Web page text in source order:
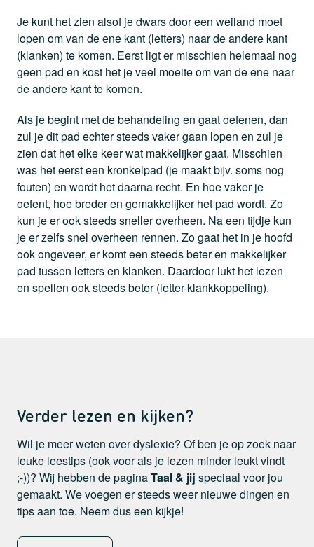
Je kunt het zien alsof je dwars door een weiland moet
lopen om van de ene kant (letters) naar de andere kant
(klanken) te komen. Eerst ligt er misschien helemaal nog
geen pad en kost het je veel moeite om van de ene naar
de andere kant te komen.
Als je begint met de behandeling en gaat oefenen, dan
zul je dit pad echter steeds vaker gaan lopen en zul je
zien dat het elke keer wat makkelijker gaat. Misschien
was het eerst een kronkelpad (je maakt bijv. soms nog
fouten) en wordt het daarna recht. En hoe vaker je
oefent, hoe breder en gemakkelijker het pad wordt. Zo
kun je er ook steeds sneller overheen. Na een tijdje kun
je er zelfs snel overheen rennen. Zo gaat het in je hoofd
ook ongeveer, er komt een steeds beter en makkelijker
pad tussen letters en klanken. Daardoor lukt het lezen
en spellen ook steeds beter (letter-klankkoppeling).
Verder lezen en kijken?
Wil je meer weten over dyslexie? Of ben je op zoek naar
leuke leestips (ook voor als je lezen minder leukt vindt
;-))? Wij hebben de paginaTaal & jij speciaal voor jou
gemaakt. We voegen er steeds weer nieuwe dingen en
tips aan toe. Neem dus een kijkje!